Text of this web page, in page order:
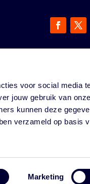
voor social media
jouw gebruik van onze
kunnen deze
verzameld op basis
Marketing